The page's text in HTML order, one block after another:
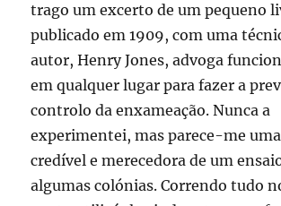
trago um excerto de um pequeno
publicado em 1909, com uma
autor, Henry Jones, advoga
em qualquer lugar para fazer a
controlo da enxameação. Nunca a
experimentei, mas parece-me
credível e merecedora de um
algumas colónias. Correndo tudo